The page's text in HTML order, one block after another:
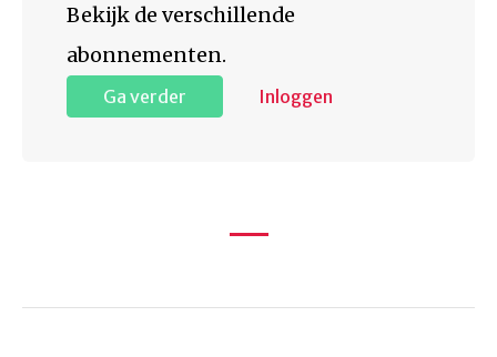
Bekijk de verschillende
abonnementen.
Ga verder Inloggen